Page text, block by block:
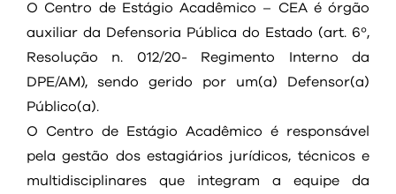
O Centro de Estágio Acadêmico – CEA é órgão
auxiliar da Defensoria Pública do Estado (art. 6º,
Resolução n. 012/20- Regimento Interno da
DPE/AM), sendo gerido por um(a) Defensor(a)
Público(a).
O Centro de Estágio Acadêmico é responsável
pela gestão dos estagiários jurídicos, técnicos e
multidisciplinares que integram a equipe da